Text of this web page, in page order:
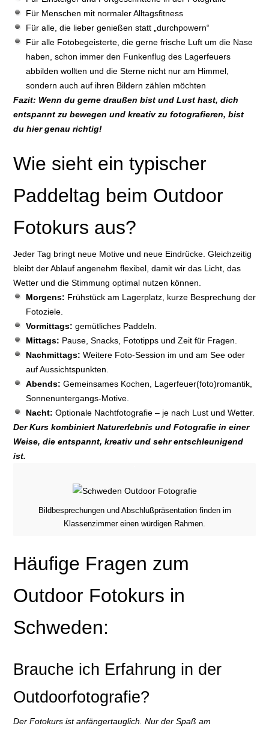
Für Menschen mit normaler Alltagsfitness
Für alle, die lieber genießen statt „durchpowern“
Für alle Fotobegeisterte, die gerne frische Luft um die Nase
haben, schon immer den Funkenflug des Lagerfeuers
abbilden wollten und die Sterne nicht nur am Himmel,
sondern auch auf ihren Bildern zählen möchten
Fazit: Wenn du gerne draußen bist und Lust hast, dich
entspannt zu bewegen und kreativ zu fotografieren, bist
du hier genau richtig!
Wie sieht ein typischer
Paddeltag beim Outdoor
Fotokurs aus?
Jeder Tag bringt neue Motive und neue Eindrücke. Gleichzeitig
bleibt der Ablauf angenehm flexibel, damit wir das Licht, das
Wetter und die Stimmung optimal nutzen können.
Morgens: Frühstück am Lagerplatz, kurze Besprechung der
Fotoziele.
Vormittags: gemütliches Paddeln.
Mittags: Pause, Snacks, Fototipps und Zeit für Fragen.
Nachmittags: Weitere Foto-Session im und am See oder
auf Aussichtspunkten.
Abends: Gemeinsames Kochen, Lagerfeuer(foto)romantik,
Sonnenuntergangs-Motive.
Nacht: Optionale Nachtfotografie – je nach Lust und Wetter.
Der Kurs kombiniert Naturerlebnis und Fotografie in einer
Weise, die entspannt, kreativ und sehr entschleunigend
ist.
Bildbesprechungen und Abschlußpräsentation finden im
Klassenzimmer einen würdigen Rahmen.
Häufige Fragen zum
Outdoor Fotokurs in
Schweden:
Brauche ich Erfahrung in der
Outdoorfotografie?
Der Fotokurs ist anfängertauglich. Nur der Spaß am